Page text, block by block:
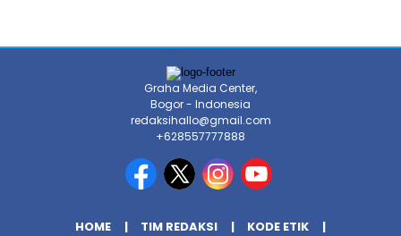
Graha Media Center,
Bogor - Indonesia
redaksihallo@gmail.com
+628557777888
HOME TIM REDAKSI
KODE ETIK